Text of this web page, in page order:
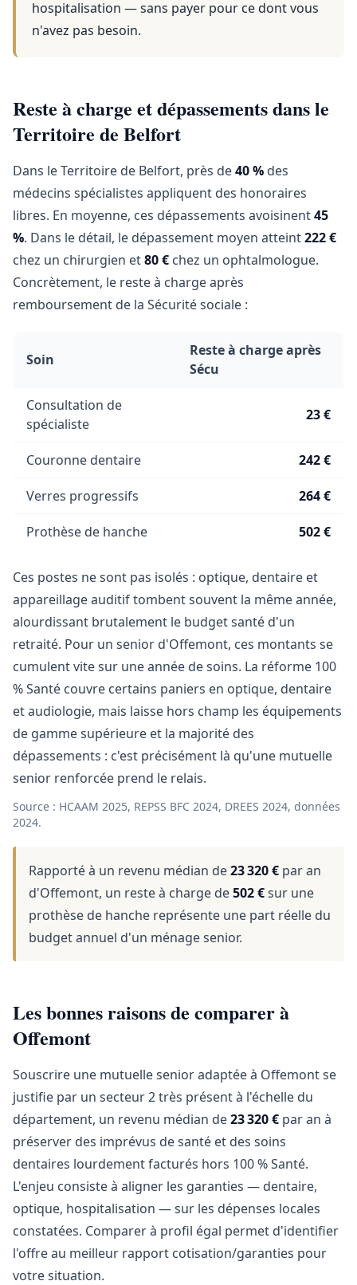
hospitalisation — sans payer pour ce dont vous
n'avez pas besoin.
Reste à charge et dépassements dans le
Territoire de Belfort
Dans le Territoire de Belfort, près de40 % des
médecins spécialistes appliquent des honoraires
libres. En moyenne, ces dépassements avoisinent45
%. Dans le détail, le dépassement moyen atteint222 €
chez un chirurgien et80 € chez un ophtalmologue.
Concrètement, le reste à charge après
remboursement de la Sécurité sociale :
Soin
Reste à charge après
Sécu
Consultation de
spécialiste
23 €
Couronne dentaire 242 €
Verres progressifs 264 €
Prothèse de hanche 502 €
Ces postes ne sont pas isolés : optique, dentaire et
appareillage auditif tombent souvent la même année,
alourdissant brutalement le budget santé d'un
retraité. Pour un senior d'Offemont, ces montants se
cumulent vite sur une année de soins. La réforme 100
% Santé couvre certains paniers en optique, dentaire
et audiologie, mais laisse hors champ les équipements
de gamme supérieure et la majorité des
dépassements : c'est précisément là qu'une mutuelle
senior renforcée prend le relais.
Source : HCAAM 2025, REPSS BFC 2024, DREES 2024, données
2024.
Rapporté à un revenu médian de23 320 € par an
d'Offemont, un reste à charge de502 €sur une
prothèse de hanche représente une part réelle du
budget annuel d'un ménage senior.
Les bonnes raisons de comparer à
Offemont
Souscrire une mutuelle senior adaptée à Offemont se
justifie par un secteur 2 très présent à l'échelle du
département, un revenu médian de23 320 € par an à
préserver des imprévus de santé et des soins
dentaires lourdement facturés hors 100 % Santé.
L'enjeu consiste à aligner les garanties — dentaire,
optique, hospitalisation — sur les dépenses locales
constatées. Comparer à profil égal permet d'identifier
l'offre au meilleur rapport cotisation/garanties pour
votre situation.